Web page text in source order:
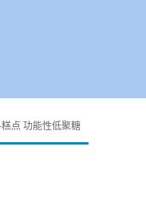
点 功能性低聚糖